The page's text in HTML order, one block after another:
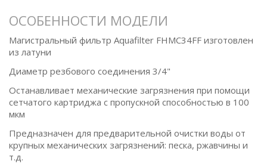
ОСОБЕННОСТИ МОДЕЛИ
Магистральный фильтр Aquafilter FHMC34FF изготовлен
из латуни
Диаметр резбового соединения 3/4"
Останавливает механические загрязнения при помощи
сетчатого картриджа с пропускной способностью в 100
мкм
Предназначен для предварительной очистки воды от
крупных механических загрязнений: песка, ржавчины и
т.д.